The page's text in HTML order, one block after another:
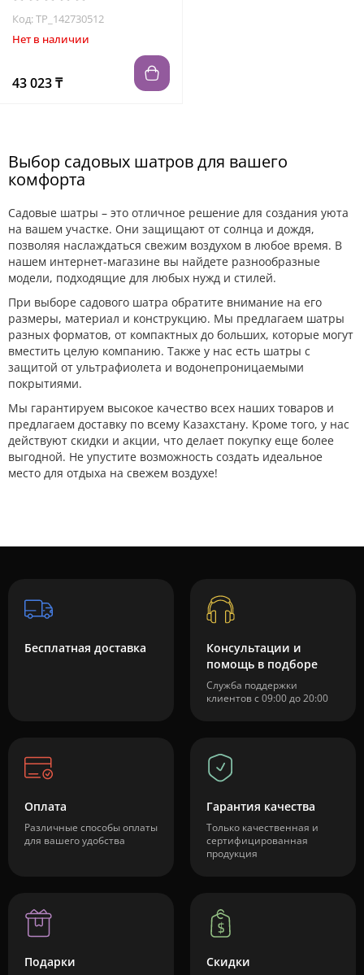
Код: TP_142730512
Нет в наличии
43 023 ₸
Выбор садовых шатров для вашего
комфорта
Садовые шатры – это отличное решение для создания уюта
на вашем участке. Они защищают от солнца и дождя,
позволяя наслаждаться свежим воздухом в любое время. В
нашем интернет-магазине вы найдете разнообразные
модели, подходящие для любых нужд и стилей.
При выборе садового шатра обратите внимание на его
размеры, материал и конструкцию. Мы предлагаем шатры
разных форматов, от компактных до больших, которые могут
вместить целую компанию. Также у нас есть шатры с
защитой от ультрафиолета и водонепроницаемыми
покрытиями.
Мы гарантируем высокое качество всех наших товаров и
предлагаем доставку по всему Казахстану. Кроме того, у нас
действуют скидки и акции, что делает покупку еще более
выгодной. Не упустите возможность создать идеальное
место для отдыха на свежем воздухе!
Бесплатная доставка
Консультации и
помощь в подборе
Служба поддержки
клиентов с 09:00 до 20:00
Оплата
Различные способы оплаты
для вашего удобства
Гарантия качества
Только качественная и
сертифицированная
продукция
Подарки Скидки